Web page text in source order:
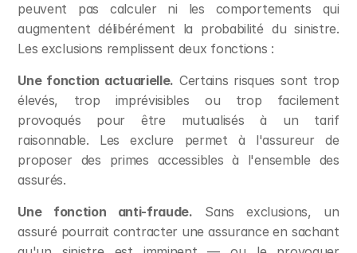
peuvent pas calculer ni les comportements qui
augmentent délibérément la probabilité du sinistre.
Les exclusions remplissent deux fonctions :
Une fonction actuarielle. Certains risques sont trop
élevés, trop imprévisibles ou trop facilement
provoqués pour être mutualisés à un tarif
raisonnable. Les exclure permet à l'assureur de
proposer des primes accessibles à l'ensemble des
assurés.
Une fonction anti-fraude. Sans exclusions, un
assuré pourrait contracter une assurance en sachant